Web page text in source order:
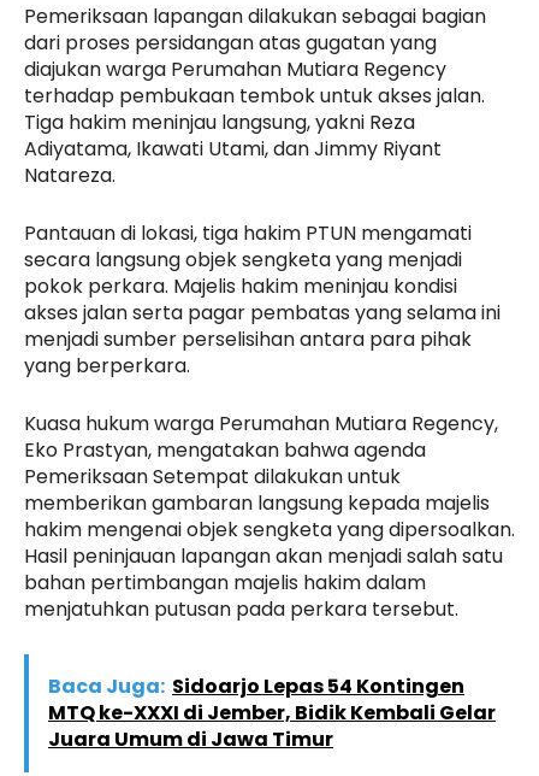
Pemeriksaan lapangan dilakukan sebagai bagian
dari proses persidangan atas gugatan yang
diajukan warga Perumahan Mutiara Regency
terhadap pembukaan tembok untuk akses jalan.
Tiga hakim meninjau langsung, yakni Reza
Adiyatama, Ikawati Utami, dan Jimmy Riyant
Natareza.
Pantauan di lokasi, tiga hakim PTUN mengamati
secara langsung objek sengketa yang menjadi
pokok perkara. Majelis hakim meninjau kondisi
akses jalan serta pagar pembatas yang selama ini
menjadi sumber perselisihan antara para pihak
yang berperkara.
Kuasa hukum warga Perumahan Mutiara Regency,
Eko Prastyan, mengatakan bahwa agenda
Pemeriksaan Setempat dilakukan untuk
memberikan gambaran langsung kepada majelis
hakim mengenai objek sengketa yang dipersoalkan.
Hasil peninjauan lapangan akan menjadi salah satu
bahan pertimbangan majelis hakim dalam
menjatuhkan putusan pada perkara tersebut.
Baca Juga: Sidoarjo Lepas 54 Kontingen
MTQ ke-XXXI di Jember, Bidik Kembali Gelar
Juara Umum di Jawa Timur